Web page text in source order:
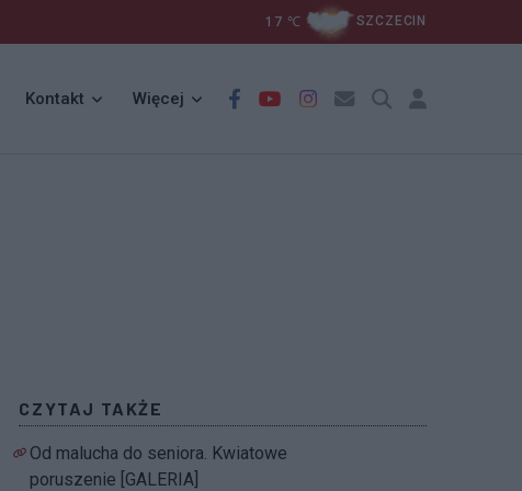
17 ℃ SZCZECIN
Kontakt Więcej
CZYTAJ TAKŻE
Od malucha do seniora. Kwiatowe
poruszenie [GALERIA]